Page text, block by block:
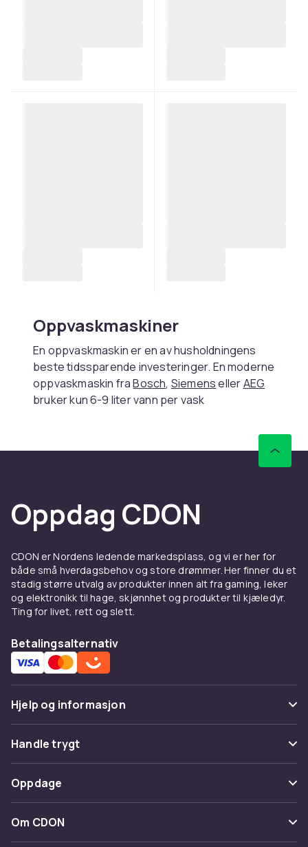
Oppvaskmaskiner
En oppvaskmaskin er en av husholdningens
beste tidssparende investeringer. En moderne
oppvaskmaskin fraBosch, SiemensellerAEG
bruker kun 6-9 liter vann per vask
Oppvaskmaskiner er overlegne håndvask fra
et hygienisk perspektiv. Vannet varmes opp til
60-70 grader i vaskeprogrammene, noe som
Valg og vedlikehold
Bosch PerfectDry med Zeolith-teknologi
tørker porselen og plastemner uten
vannflekker. Siemens deler plattform med
Bosch.
for laveste driftskostnader. En energieffektiv
oppvaskmaskin kan spare hundrevis av kroner
Se sortimentet hos CDON
kjente merker til konkurransedyktige priser
med trygt kjøp og rask levering.
Hos CDON finner du et komplett sortiment av
hvitevarer fraSamsung,LG,Bosch,Siemens,
AEGog
priser. Vi tilbyr trygt kjøp med rask levering og
Oppdag CDON
CDON er Nordens ledende markedsplass, og vi er her for
både små hverdagsbehov og store drømmer. Her finner du et
stadig større utvalg av produkter innen alt fra gaming, leker
og elektronikk til hage, skjønnhet og produkter til kjæledyr.
Ting for livet, rett og slett.
Betalingsalternativ
Hjelp og informasjon
Vanlige spørsmål
Spor pakke
Angre & returner her
Kontakt oss
Handle trygt
Betaling
Levering
Oppdage
Kategorier
Om CDON